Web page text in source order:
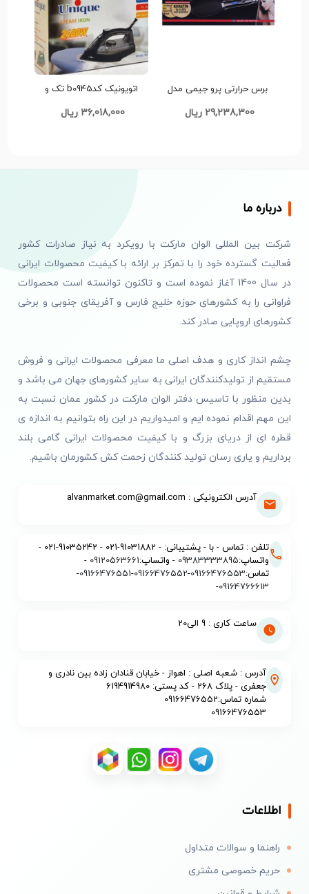
برس حرارتی پرو جیمی مدل
29,238,300 ریال
اتویونیک کدb0945 تک و
36,018,000 ریال
درباره ما
شرکت بین المللی الوان مارکت با رویکرد به نیاز صادرات کشور
فعالیت گسترده خود را با تمرکز بر ارائه با کیفیت محصولات ایرانی
در سال 1400 آغاز نموده است و تاکنون توانسته است محصولات
فراوانی را به کشورهای حوزه خلیج فارس و آفریقای جنوبی و برخی
کشورهای اروپایی صادر کند.
چشم انداز کاری و هدف اصلی ما معرفی محصولات ایرانی و فروش
مستقیم از تولیدکنندگان ایرانی به سایر کشورهای جهان می باشد و
بدین منظور با تاسیس دفتر الوان مارکت در کشور عمان نسبت به
این مهم اقدام نموده ایم و امیدواریم در این راه بتوانیم به اندازه ی
قطره ای از دریای بزرگ و با کیفیت محصولات ایرانی گامی بلند
برداریم و یاری رسان تولید کنندگان زحمت کش کشورمان باشیم.
آدرس الکترونیکی : alvanmarket.com@gmail.com
تلفن : تماس - با - پشتیبانی: - 91031882-021 - 91035242-021 -
واتساپ:09383333895 - واتساپ:09120563661
-
تماس:09166476553
-
09166476552
-
09166476551
-
09164766613
-
ساعت کاری : 9 الی20
آدرس : شعبه اصلی : اهواز - خیابان قنادان زاده بین نادری و
جعفری - پلاک 268 - کد پستی: 6194914980
شماره تماس:09166476552
09166476553
اطلاعات
راهنما و سوالات متداول
حریم خصوصی مشتری